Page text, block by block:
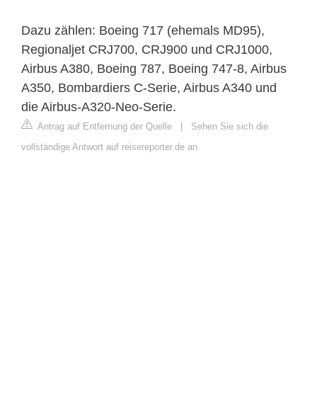
Dazu zählen: Boeing 717 (ehemals MD95),
Regionaljet CRJ700, CRJ900 und CRJ1000,
Airbus A380, Boeing 787, Boeing 747-8, Airbus
A350, Bombardiers C-Serie, Airbus A340 und
die Airbus-A320-Neo-Serie.
Antrag auf Entfernung der Quelle | Sehen Sie sich die
vollständige Antwort auf reisereporter.de an